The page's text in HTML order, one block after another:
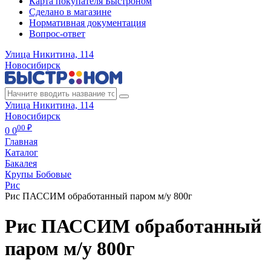
Сделано в магазине
Нормативная документация
Вопрос-ответ
Улица Никитина, 114
Новосибирск
Улица Никитина, 114
Новосибирск
0 000 ₽
Главная
Каталог
Бакалея
Крупы Бобовые
Рис
Рис ПАССИМ обработанный паром м/у 800г
Рис ПАССИМ обработанный
паром м/у 800г